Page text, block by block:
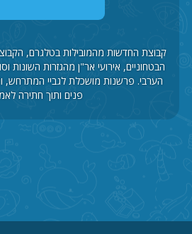
קבוצת החדשות מהמובילות בטלגרם,
הבטחוניים, אירועי אר"ן מהגזרות
הערבי. פרשנות מושכלת לגביי המתרחש,
פנים ותוך חתירה